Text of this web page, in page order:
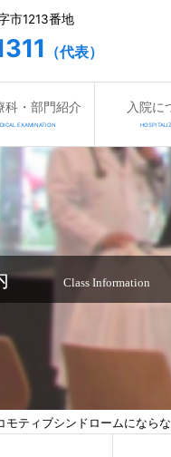
市1213番地
（代表）
科・部門紹介
EXAMINATION
入院に
Class Information
モティブシンドロームになら